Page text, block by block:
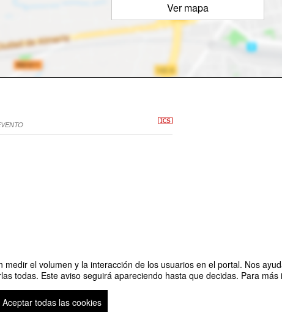
el volumen y la interacción de los usuarios en el portal. Nos
todas. Este aviso seguirá apareciendo hasta que decidas. Para
Aceptar todas las cookies
Ver mapa